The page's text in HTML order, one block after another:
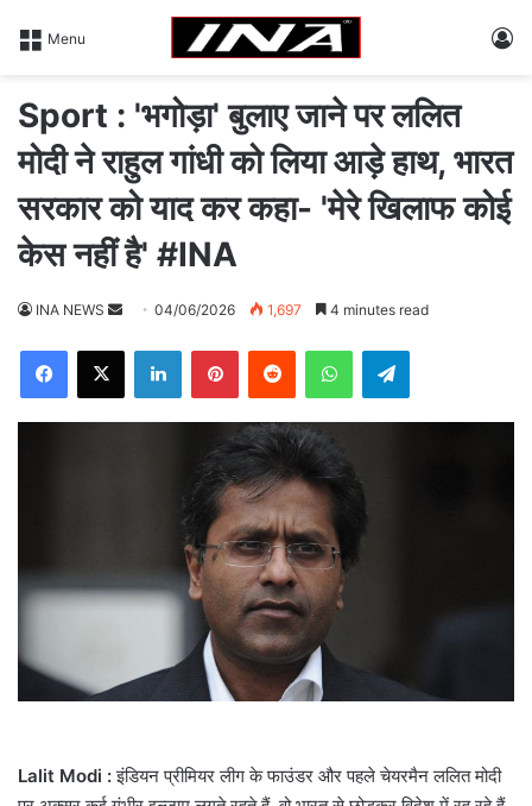
Menu
Sport : 'भगोड़ा' बुलाए जाने पर ललित
मोदी ने राहुल गांधी को लिया आड़े हाथ, भारत
सरकार को याद कर कहा- 'मेरे खिलाफ कोई
केस नहीं है' #INA
INA NEWS
d
a
l
04/06/2026 1,697 4 minutes read
Lalit Modi :इंडियन प्रीमियर लीग के फाउंडर और पहले चेयरमैन ललित मोदी